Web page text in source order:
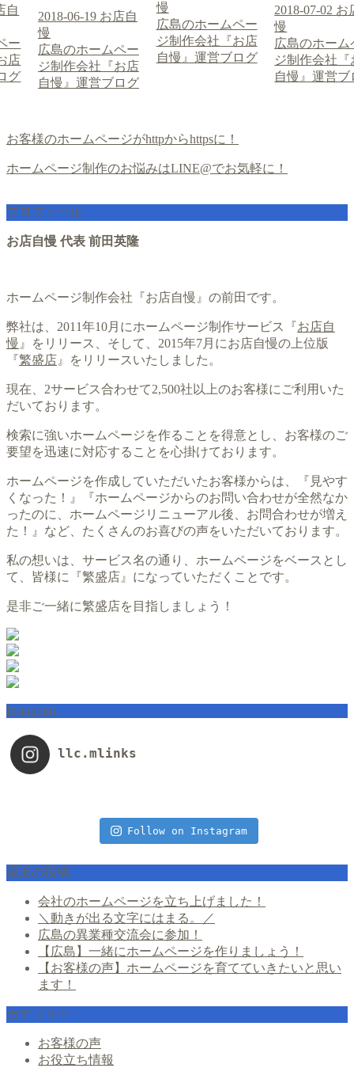
自
ー
店
グ
2018-06-19 お店自
慢
広島のホームペー
ジ制作会社『お店
自慢』運営ブログ
慢
広島のホームペー
ジ制作会社『お店
自慢』運営ブログ
2018-07-02 お
慢
広島のホーム
ジ制作会社『
自慢』運営ブ
お客様のホームページがhttpからhttpsに！
ホームページ制作のお悩みはLINE@でお気軽に！
プロフィール
お店自慢 代表 前田英隆
ホームページ制作会社『お店自慢』の前田です。
弊社は、2011年10月にホームページ制作サービス『お店自
慢 』をリリース、そして、2015年7月にお店自慢の上位版
『繁盛店 』をリリースいたしました。
現在、2サービス合わせて2,500社以上のお客様にご利用いた
だいております。
検索に強いホームページを作ることを得意とし、お客様のご
要望を迅速に対応することを心掛けております。
ホームページを作成していただいたお客様からは、『見やす
くなった！』『ホームページからのお問い合わせが全然なか
ったのに、ホームページリニューアル後、お問合わせが増え
た！』など、たくさんのお喜びの声をいただいております。
私の想いは、サービス名の通り、ホームページをベースとし
て、皆様に『繁盛店』になっていただくことです。
是非ご一緒に繁盛店を目指しましょう！
Instagram
llc.mlinks
Follow on Instagram
最近の投稿
会社のホームページを立ち上げました！
＼動きが出る文字にはまる。／
広島の異業種交流会に参加！
【広島】一緒にホームページを作りましょう！
【お客様の声】ホームページを育てていきたいと思い
ます！
カテゴリー
お客様の声
お役立ち情報